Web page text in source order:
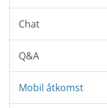
Chat
Q&A
Mobil åtkomst